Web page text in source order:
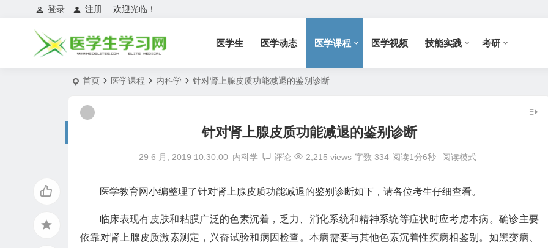
欢迎光临！
登录 注册
医学生 医学动态 医学课程 医学视频 技能实践 考研
首页 医学课程 内科学 针对肾上腺皮质功能减退的鉴别诊断
针对肾上腺皮质功能减退的鉴别诊断
29 6 月, 2019 10:30:00 内科学 评论 2,215 views 字数 334 阅读1分6秒 阅读模式
医学教育网小编整理了针对肾上腺皮质功能减退的鉴别诊断如下，请各位考生仔细查看。
临床表现有皮肤和粘膜广泛的色素沉着，乏力、消化系统和精神系统等症状时应考虑本病。确诊主要
依靠对肾上腺皮质激素测定，兴奋试验和病因检查。本病需要与其他色素沉着性疾病相鉴别。如黑变病、